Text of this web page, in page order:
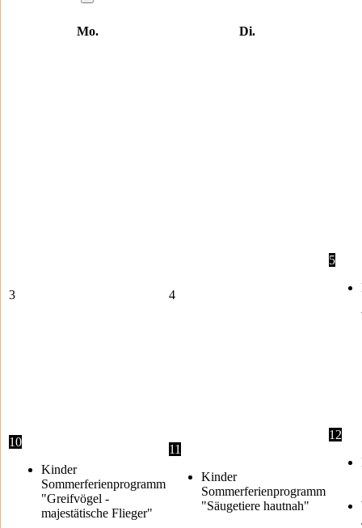
Mo. Di.
3 4
5
10
Kinder
Sommerferienprogramm
"Greifvögel -
majestätische Flieger"
11
Kinder
Sommerferienprogramm
"Säugetiere hautnah"
12